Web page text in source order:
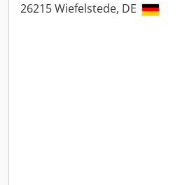
26215 Wiefelstede, DE